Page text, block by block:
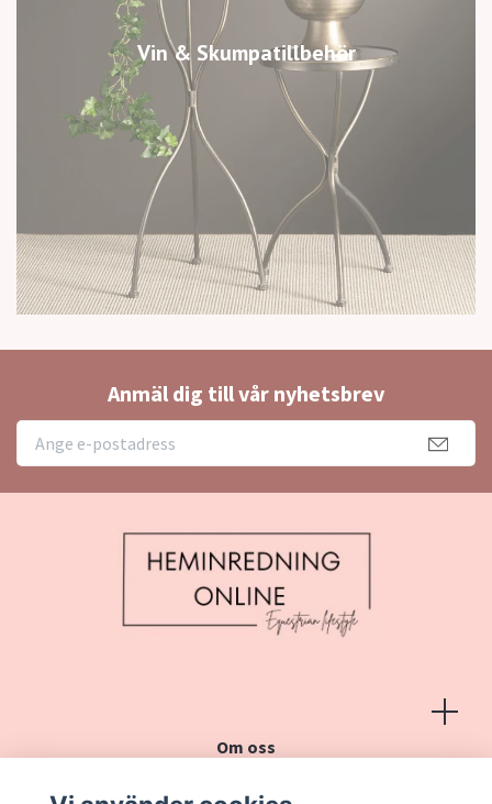
Vin & Skumpatillbehör
Anmäl dig till vår nyhetsbrev
Om oss